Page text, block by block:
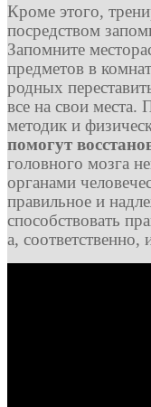
Кроме этого,
посредством
Запомните
предметов в
родных
все на свои
методик и
помогут
головного мозга
органами
правильное и
способствовать
а,